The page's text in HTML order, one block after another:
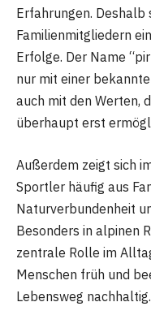
Erfahrungen. Deshalb
Familienmitgliedern
Erfolge. Der Name
nur mit einer
auch mit den Werten,
überhaupt erst
Außerdem zeigt sich
Sportler häufig aus
Naturverbundenheit
Besonders in alpinen
zentrale Rolle im
Menschen früh und
Lebensweg nachhaltig.